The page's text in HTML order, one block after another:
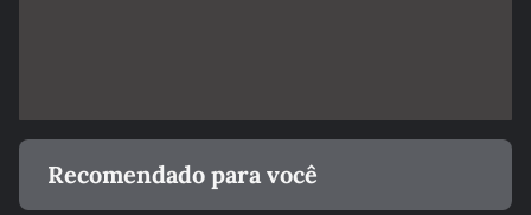
Recomendado para você